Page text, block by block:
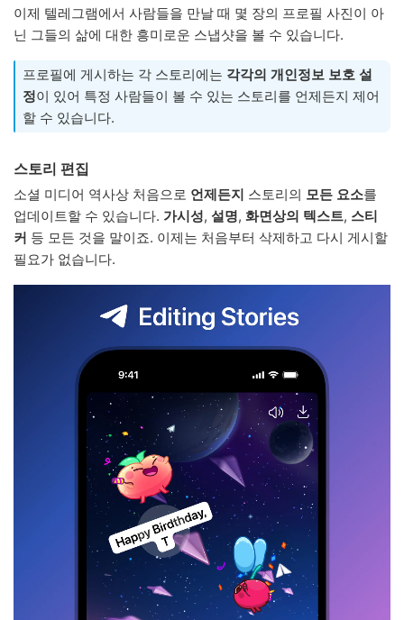
이제 텔레그램에서 사람들을 만날 때 몇 장의 프로필 사진이 아
닌 그들의 삶에 대한 흥미로운 스냅샷을 볼 수 있습니다.
프로필에 게시하는 각 스토리에는 각각의 개인정보 보호 설
정이 있어 특정 사람들이 볼 수 있는 스토리를 언제든지 제어
할 수 있습니다.
스토리 편집
소셜 미디어 역사상 처음으로 언제든지 스토리의 모든 요소를
업데이트할 수 있습니다. 가시성, 설명, 화면상의 텍스트, 스티
커 등 모든 것을 말이죠. 이제는 처음부터 삭제하고 다시 게시할
필요가 없습니다.